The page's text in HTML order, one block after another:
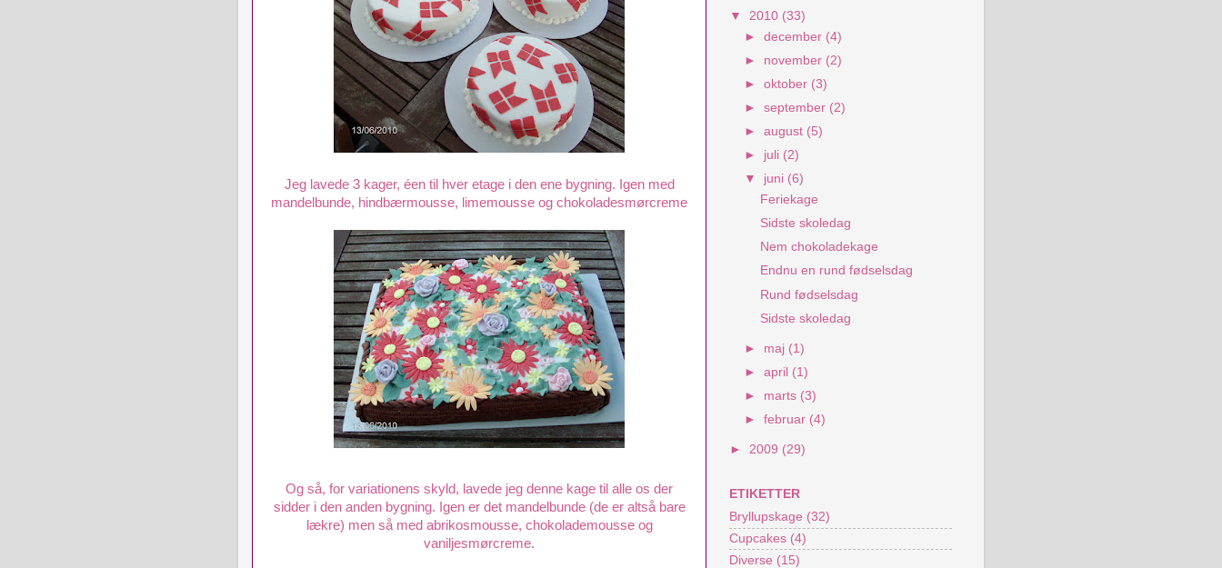
Jeg lavede 3 kager, éen til hver etage i den ene bygning. Igen med
mandelbunde, hindbærmousse, limemousse og chokoladesmørcreme
Og så, for variationens skyld, lavede jeg denne kage til alle os der
sidder i den anden bygning. Igen er det mandelbunde (de er altså bare
lækre) men så med abrikosmousse, chokolademousse og
vaniljesmørcreme.
▼ 2010 (33)
►december (4)
► november (2)
►oktober (3)
►september (2)
►august (5)
► juli (2)
▼ juni (6)
Feriekage
Sidste skoledag
Nem chokoladekage
Endnu en rund fødselsdag
Rund fødselsdag
Sidste skoledag
► maj (1)
►april (1)
► marts (3)
►februar (4)
► 2009 (29)
ETIKETTER
Bryllupskage (32)
Cupcakes (4)
Diverse (15)